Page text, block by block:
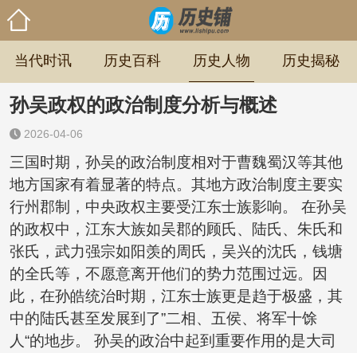
当代时讯 历史百科 历史人物 历史揭秘
孙吴政权的政治制度分析与概述
2026-04-06
三国时期，孙吴的政治制度相对于曹魏蜀汉等其他
地方国家有着显著的特点。其地方政治制度主要实
行州郡制，中央政权主要受江东士族影响。 在孙吴
的政权中，江东大族如吴郡的顾氏、陆氏、朱氏和
张氏，武力强宗如阳羡的周氏，吴兴的沈氏，钱塘
的全氏等，不愿意离开他们的势力范围过远。因
此，在孙皓统治时期，江东士族更是趋于极盛，其
中的陆氏甚至发展到了”二相、五侯、将军十馀
人“的地步。 孙吴的政治中起到重要作用的是大司